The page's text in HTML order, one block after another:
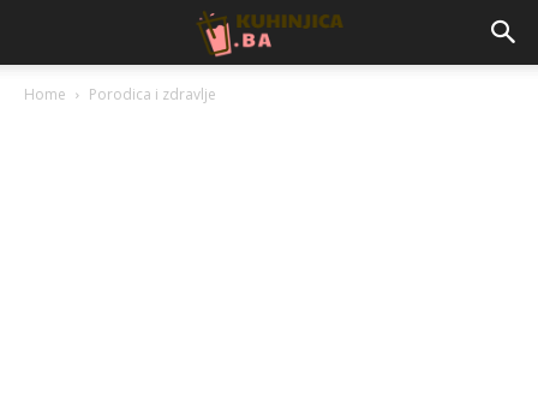
Home Porodica i zdravlje